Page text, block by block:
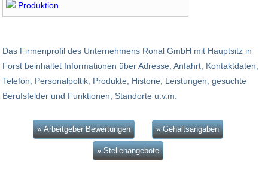
Produktion
Das Firmenprofil des Unternehmens Ronal GmbH mit Hauptsitz in
Forst beinhaltet Informationen über Adresse, Anfahrt, Kontaktdaten,
Telefon, Personalpoltik, Produkte, Historie, Leistungen, gesuchte
Berufsfelder und Funktionen, Standorte u.v.m.
» Arbeitgeber Bewertungen » Gehaltsangaben
» Stellenangebote